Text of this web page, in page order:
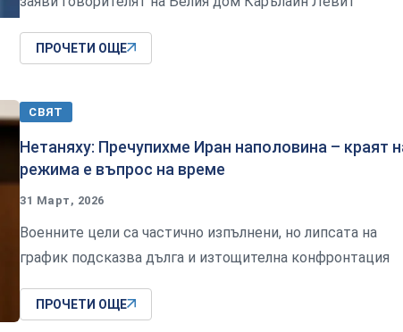
ПРОЧЕТИ ОЩЕ
СВЯТ
Нетаняху: Пречупихме Иран наполовина – краят
режима е въпрос на време
31 Март, 2026
Военните цели са частично изпълнени, но липсата на
график подсказва дълга и изтощителна конфронтация
ПРОЧЕТИ ОЩЕ